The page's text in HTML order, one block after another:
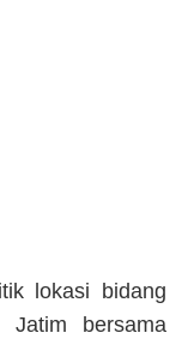
lokasi bidang
Jatim bersama